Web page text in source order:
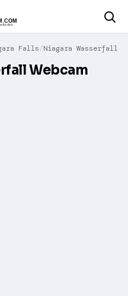
Falls Niagara Wasserfall
Webcam